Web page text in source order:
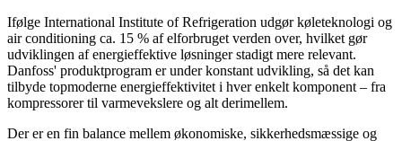
Ifølge International Institute of Refrigeration udgør køleteknologi og
air conditioning ca. 15 % af elforbruget verden over, hvilket gør
udviklingen af energieffektive løsninger stadigt mere relevant.
Danfoss' produktprogram er under konstant udvikling, så det kan
tilbyde topmoderne energieffektivitet i hver enkelt komponent – fra
kompressorer til varmevekslere og alt derimellem.
Der er en fin balance mellem økonomiske, sikkerhedsmæssige og